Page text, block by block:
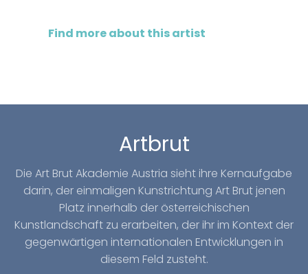
Find more about this artist
Artbrut
Die Art Brut Akademie Austria sieht ihre Kernaufgabe
darin, der einmaligen Kunstrichtung Art Brut jenen
Platz innerhalb der österreichischen
Kunstlandschaft zu erarbeiten, der ihr im Kontext der
gegenwärtigen internationalen Entwicklungen in
diesem Feld zusteht.